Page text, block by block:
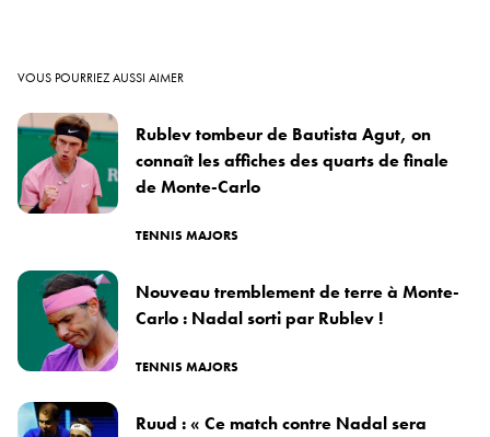
VOUS POURRIEZ AUSSI AIMER
Rublev tombeur de Bautista Agut, on
connaît les affiches des quarts de finale
de Monte-Carlo
TENNIS MAJORS
Nouveau tremblement de terre à Monte-
Carlo : Nadal sorti par Rublev !
TENNIS MAJORS
Ruud : « Ce match contre Nadal sera